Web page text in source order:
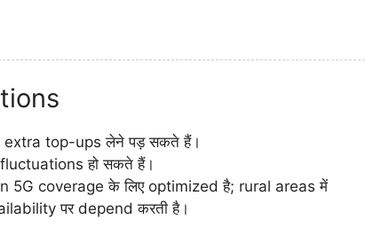
extra top-ups लेने पड़ सकते हैं।
हो सकते हैं।
coverage के लिए optimized है; rural areas में
पर depend करती है।